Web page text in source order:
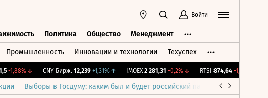
Войти
Политика Общество Менеджмент
Промышленность Инновации и технологии Техуспех
↓ CNY Бирж. 12,239 +1,31%↑ IMOEX 2 281,31 -0,2%↓ RTSI 874,64 -1,12%
Выборы в Госдуму: каким был и будет российский парламент